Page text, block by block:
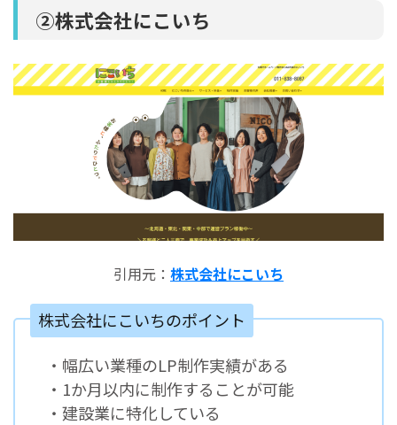
②株式会社にこいち
引用元： 株式会社にこいち
株式会社にこいちのポイント
・幅広い業種のLP制作実績がある
・1か月以内に制作することが可能
・建設業に特化している